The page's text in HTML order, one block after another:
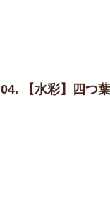
04. 【水彩】四つ